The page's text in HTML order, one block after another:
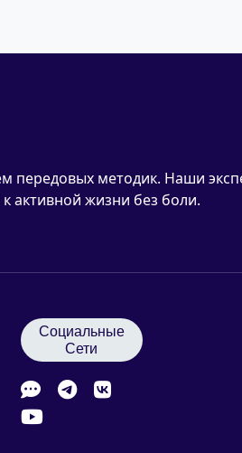
передовых методик. Наши
активной жизни без боли.
Социальные
Сети